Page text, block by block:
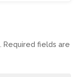
Required fields are